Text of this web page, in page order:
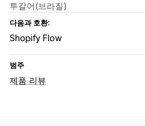
투갈어(브라질)
다음과 호환:
Shopify Flow
범주
제품 리뷰